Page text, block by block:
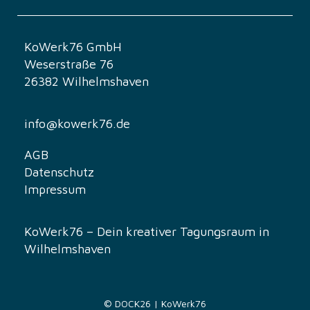
l
t
u
g
-
N
v
KoWerk76 GmbH
Weserstraße 76
26382 Wilhelmshaven
info@kowerk76.de
AGB
Datenschutz
Impressum
KoWerk76 – Dein kreativer Tagungsraum in
Wilhelmshaven
© DOCK26 | KoWerk76